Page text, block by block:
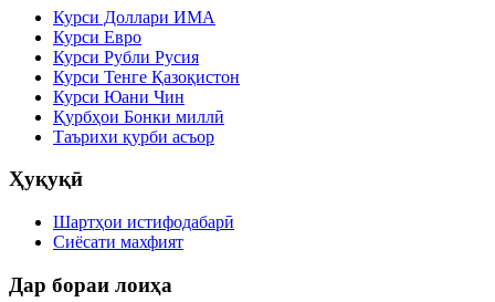
Курси Доллари ИМА
Курси Евро
Курси Рубли Русия
Курси Тенге Қазоқистон
Курси Юани Чин
Қурбҳои Бонки миллӣ
Таърихи қурби асъор
Ҳуқуқӣ
Шартҳои истифодабарӣ
Сиёсати махфият
Дар бораи лоиҳа